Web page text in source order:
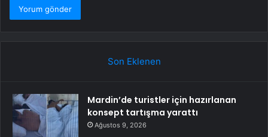
Son Eklenen
Mardin’de turistler için hazırlanan
konsept tartışma yarattı
Ağustos 9, 2026